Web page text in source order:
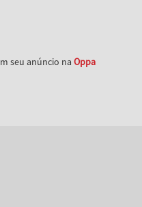
seu anúncio na Oppa